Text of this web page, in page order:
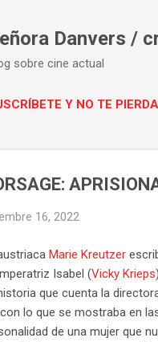
Danvers /
sobre cine actual
Y NO TE
16, 2022
Marie Kreutzer
Isabel (Vicky Krieps
que cuenta la
lo que se mostraba en
de una mujer que